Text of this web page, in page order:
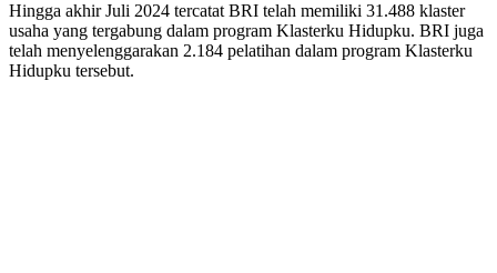
Hingga akhir Juli 2024 tercatat BRI telah memiliki 31.488 klaster
usaha yang tergabung dalam program Klasterku Hidupku. BRI juga
telah menyelenggarakan 2.184 pelatihan dalam program Klasterku
Hidupku tersebut.